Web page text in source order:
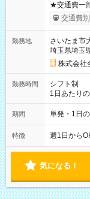
★交通費一部支給 時給1,300円～ ※試験
※勤務回数
り！】 希
例】 ・河合
×8時間＝日
円の場合あ
円（役割手当
間】試用期
交通費
勤務地
さいたま市
埼玉県埼玉
株式会社
勤務時間
シフト制
1日あたり
間は 試験
期間 単発・1日
特徴 週1日から
気になる！